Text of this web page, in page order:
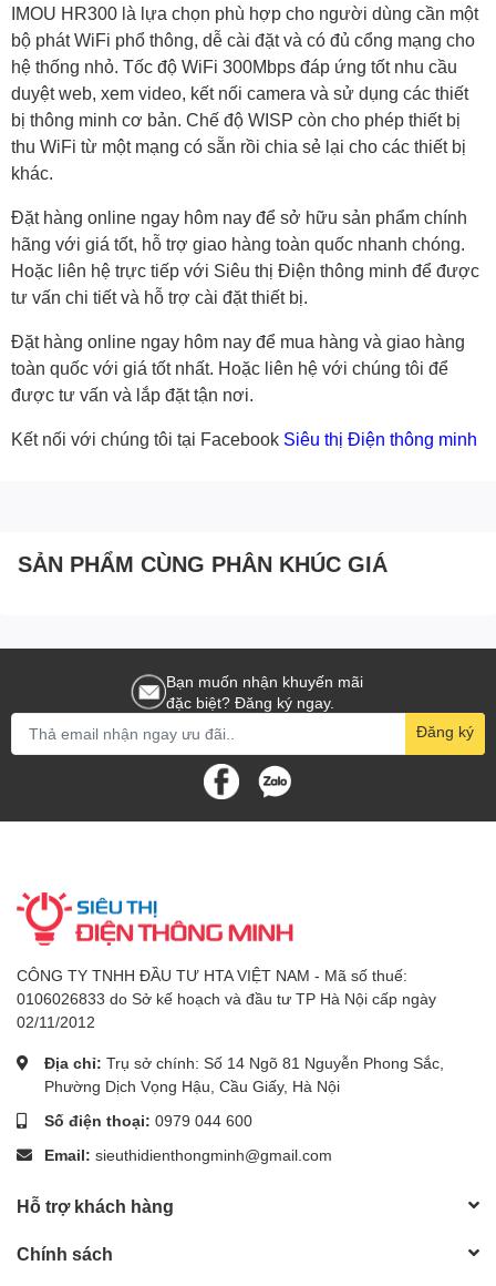
IMOU HR300 là lựa chọn phù hợp cho người dùng cần một
bộ phát WiFi phổ thông, dễ cài đặt và có đủ cổng mạng cho
hệ thống nhỏ. Tốc độ WiFi 300Mbps đáp ứng tốt nhu cầu
duyệt web, xem video, kết nối camera và sử dụng các thiết
bị thông minh cơ bản. Chế độ WISP còn cho phép thiết bị
thu WiFi từ một mạng có sẵn rồi chia sẻ lại cho các thiết bị
khác.
Đặt hàng online ngay hôm nay để sở hữu sản phẩm chính
hãng với giá tốt, hỗ trợ giao hàng toàn quốc nhanh chóng.
Hoặc liên hệ trực tiếp với Siêu thị Điện thông minh để được
tư vấn chi tiết và hỗ trợ cài đặt thiết bị.
Đặt hàng online ngay hôm nay để mua hàng và giao hàng
toàn quốc với giá tốt nhất. Hoặc liên hệ với chúng tôi để
được tư vấn và lắp đặt tận nơi.
Kết nối với chúng tôi tại Facebook Siêu thị Điện thông minh
SẢN PHẨM CÙNG PHÂN KHÚC GIÁ
Bạn muốn nhận khuyến mãi
đặc biệt? Đăng ký ngay.
Đăng ký
CÔNG TY TNHH ĐẦU TƯ HTA VIỆT NAM - Mã số thuế:
0106026833 do Sở kế hoạch và đầu tư TP Hà Nội cấp ngày
02/11/2012
Địa chỉ: Trụ sở chính: Số 14 Ngõ 81 Nguyễn Phong Sắc,
Phường Dịch Vọng Hậu, Cầu Giấy, Hà Nội
Số điện thoại: 0979 044 600
Email: sieuthidienthongminh@gmail.com
Hỗ trợ khách hàng
Chính sách